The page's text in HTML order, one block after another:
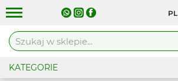
PL
KATEGORIE